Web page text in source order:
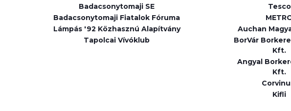
Badacsonytomaji SE
Badacsonytomaji Fiatalok Fóruma
Lámpás '92 Közhasznú Alapítvány
Tapolcai Vívóklub
Tesco
Auchan
BorVár
Kft.
Angyal
Kft.
Kifli